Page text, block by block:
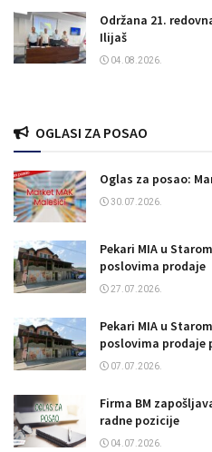
Održana 21.
Ilijaš
04.08.2026.
OGLASI ZA POSAO
Oglas za posao:
30.07.2026.
Pekari MIA u
poslovima prodaje
27.07.2026.
Pekari MIA u
poslovima prodaje
07.07.2026.
Firma BM
radne pozicije
04.07.2026.